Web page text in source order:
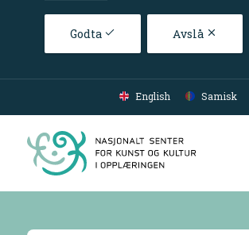
Godta Avslå
Gå til hovedinnhold
English Samisk
Søkeresultater